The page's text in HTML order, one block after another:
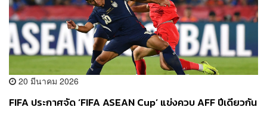
20 มีนาคม 2026
FIFA ประกาศจัด ‘FIFA ASEAN Cup’ แข่งควบ AFF ปีเดียวกัน